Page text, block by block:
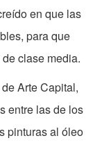
en que las
para que
clase media.
Arte Capital,
entre las de los
pinturas al óleo